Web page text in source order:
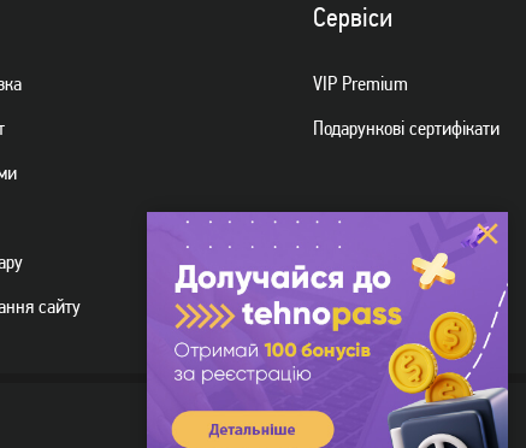
сайту
Сервiси
VIP Premium
Подарункові сертифікати